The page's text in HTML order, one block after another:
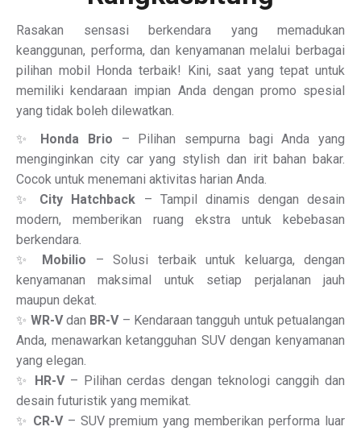
Rasakan sensasi berkendara yang memadukan
keanggunan, performa, dan kenyamanan melalui berbagai
pilihan mobil Honda terbaik! Kini, saat yang tepat untuk
memiliki kendaraan impian Anda dengan promo spesial
yang tidak boleh dilewatkan.
✨ Honda Brio – Pilihan sempurna bagi Anda yang
menginginkan city car yang stylish dan irit bahan bakar.
Cocok untuk menemani aktivitas harian Anda.
✨ City Hatchback – Tampil dinamis dengan desain
modern, memberikan ruang ekstra untuk kebebasan
berkendara.
✨ Mobilio – Solusi terbaik untuk keluarga, dengan
kenyamanan maksimal untuk setiap perjalanan jauh
maupun dekat.
✨ WR-Vdan BR-V– Kendaraan tangguh untuk petualangan
Anda, menawarkan ketangguhan SUV dengan kenyamanan
yang elegan.
✨ HR-V– Pilihan cerdas dengan teknologi canggih dan
desain futuristik yang memikat.
✨ CR-V– SUV premium yang memberikan performa luar